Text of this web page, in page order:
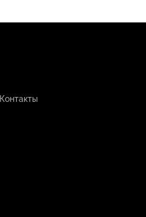
Контакты